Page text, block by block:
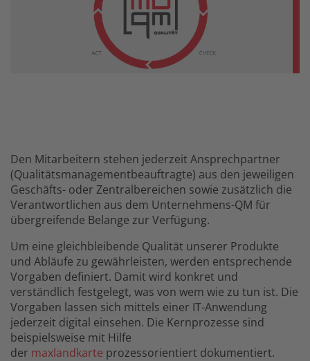
Den Mitarbeitern stehen jederzeit Ansprechpartner
(Qualitätsmanagementbeauftragte) aus den jeweiligen
Geschäfts- oder Zentralbereichen sowie zusätzlich die
Verantwortlichen aus dem Unternehmens-QM für
übergreifende Belange zur Verfügung.
Um eine gleichbleibende Qualität unserer Produkte
und Abläufe zu gewährleisten, werden entsprechende
Vorgaben definiert. Damit wird konkret und
verständlich festgelegt, was von wem wie zu tun ist. Die
Vorgaben lassen sich mittels einer IT-Anwendung
jederzeit digital einsehen. Die Kernprozesse sind
beispielsweise mit Hilfe
der maxlandkarte prozessorientiert dokumentiert.